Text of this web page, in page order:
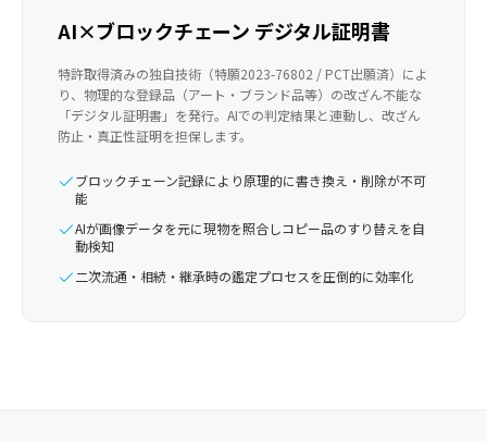
AI×ブロックチェーン デジタル証明書
特許取得済みの独自技術（特願2023-76802 / PCT出願済）によ
り、物理的な登録品（アート・ブランド品等）の改ざん不能な
「デジタル証明書」を発行。AIでの判定結果と連動し、改ざん
防止・真正性証明を担保します。
ブロックチェーン記録により原理的に書き換え・削除が不可
能
AIが画像データを元に現物を照合しコピー品のすり替えを自
動検知
二次流通・相続・継承時の鑑定プロセスを圧倒的に効率化